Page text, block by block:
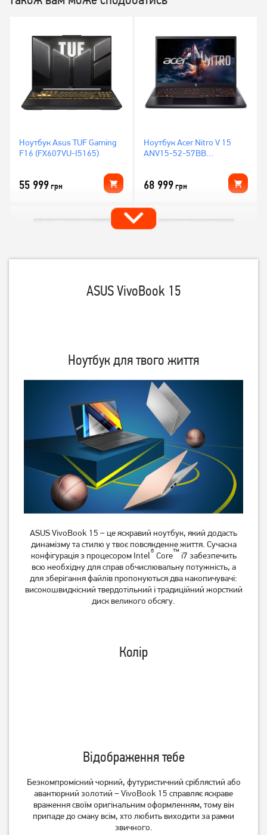
Ноутбук Asus TUF Gaming
F16 (FX607VU-I5165)
55 999грн
Ноутбук Acer Nitro V 15
ANV15-52-57BB
68 999грн
cw0009ua (949X2EA)
47 999грн
AL15-45P (NX.DLQEU.001)
30 999 грн
28 999грн
ASUS VivoBook 15
Ноутбук для твого життя
ASUS VivoBook 15 – це яскравий ноутбук, який додасть
динамізму та стилю у твоє повсякденне життя. Сучасна
конфігурація з процесором Intel® Core™i7 забезпечить
всю необхідну для справ обчислювальну потужність, а
для зберігання файлів пропонуються два накопичувачі:
високошвидкісний твердотільний і традиційний жорсткий
диск великого обсягу.
Колір
Відображення тебе
Безкомпромісний чорний, футуристичний сріблястий або
авантюрний золотий – VivoBook 15 справляє яскраве
враження своїм оригінальним оформленням, тому він
припаде до смаку всім, хто любить виходити за рамки
звичного.